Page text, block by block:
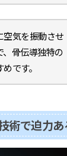
気を振動させ
骨伝導独特の
です。
術で迫力